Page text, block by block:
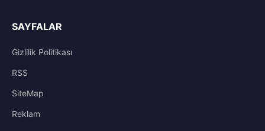
SAYFALAR
Gizlilik Politikası
RSS
SiteMap
Reklam